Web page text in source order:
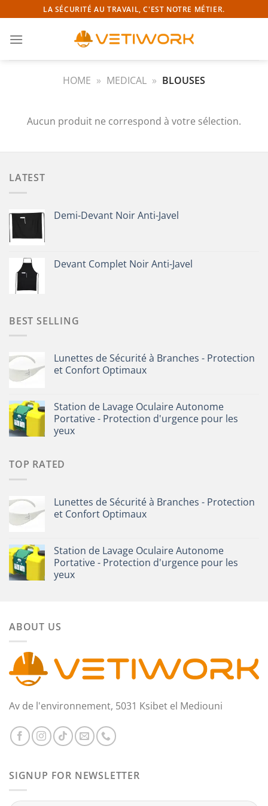
au
contenu
LA SÉCURITÉ AU TRAVAIL, C'EST NOTRE MÉTIER.
HOME » MEDICAL » BLOUSES
Aucun produit ne correspond à votre sélection.
LATEST
Demi-Devant Noir Anti-Javel
Devant Complet Noir Anti-Javel
BEST SELLING
Lunettes de Sécurité à Branches - Protection
et Confort Optimaux
Station de Lavage Oculaire Autonome
Portative - Protection d'urgence pour les
yeux
TOP RATED
Lunettes de Sécurité à Branches - Protection
et Confort Optimaux
Station de Lavage Oculaire Autonome
Portative - Protection d'urgence pour les
yeux
ABOUT US
Av de l'environnement, 5031 Ksibet el Mediouni
SIGNUP FOR NEWSLETTER